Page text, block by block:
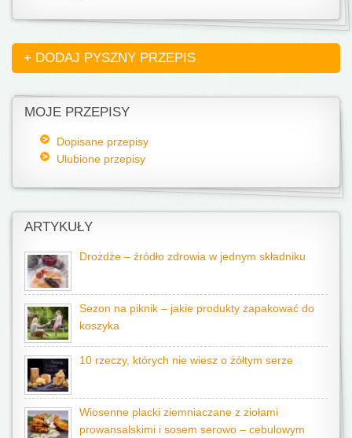
+ DODAJ PYSZNY PRZEPIS
MOJE PRZEPISY
Dopisane przepisy
Ulubione przepisy
ARTYKUŁY
Drożdże – źródło zdrowia w jednym składniku
Sezon na piknik – jakie produkty zapakować do
koszyka
10 rzeczy, których nie wiesz o żółtym serze
Wiosenne placki ziemniaczane z ziołami
prowansalskimi i sosem serowo – cebulowym